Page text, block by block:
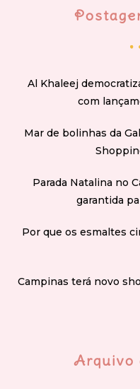
Al Khaleej
com
Mar de bolinhas da
Parada Natalina no
garantida
Por que os esmaltes
Campinas terá novo
Arquivo